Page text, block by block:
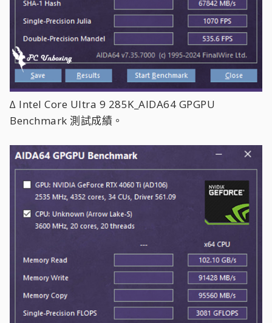
∆ Intel Core Ultra 9 285K_AIDA64 GPGPU
Benchmark 測試成績。